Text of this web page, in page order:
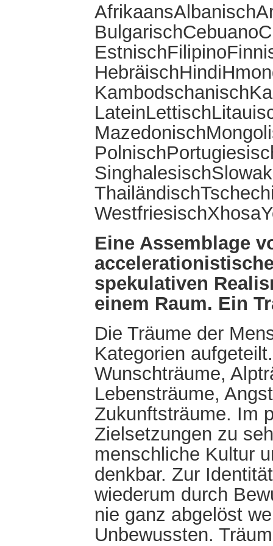
Eine Assemblage
spekulativen
einem Raum. Ein
Die Träume der
Kategorien
Wunschträume,
Lebensträume,
Zukunftsträume. Im
Zielsetzungen zu
menschliche Kultur
denkbar. Zur
wiederum durch
nie ganz abgelöst
Unbewussten.